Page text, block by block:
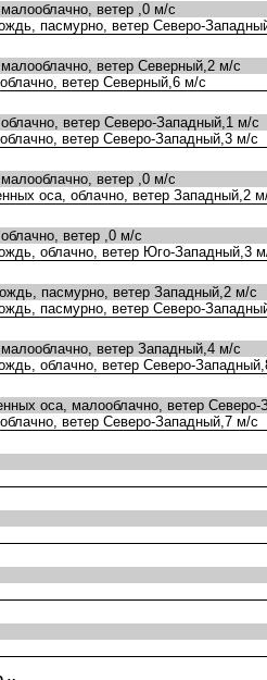
ветер ,0 м/с
пасмурно, ветер Северо-
ветер Северный,2 м/с
ветер Северный,6 м/с
ветер Северо-Западный,1 м/с
ветер Северо-Западный,3 м/с
ветер ,0 м/с
оса, облачно, ветер Западный,2
ветер ,0 м/с
облачно, ветер Юго-Западный,3
пасмурно, ветер Западный,2 м/с
пасмурно, ветер Северо-
ветер Западный,4 м/с
облачно, ветер Северо-
оса, малооблачно, ветер Северо-
ветер Северо-Западный,7 м/с